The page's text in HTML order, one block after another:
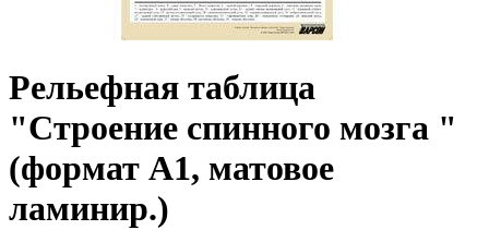
Рельефная таблица
"Строение спинного мозга "
(формат А1, матовое
ламинир.)